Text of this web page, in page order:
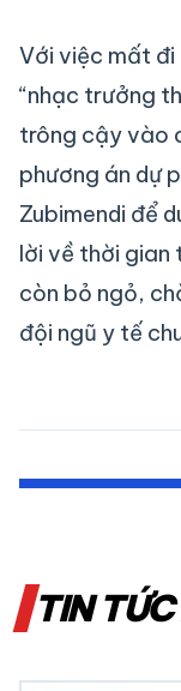
Với việc mất đi
“nhạc trưởng
trông cậy vào
phương án dự
Zubimendi để
lời về thời gian
còn bỏ ngỏ,
đội ngũ y tế
TIN